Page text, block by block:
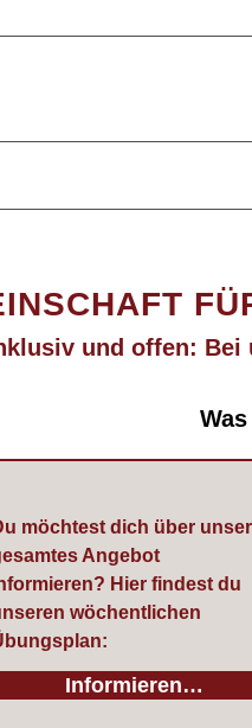
und offen:
möchtest dich über unser
Angebot
Hier findest du
wöchentlichen
Informieren…